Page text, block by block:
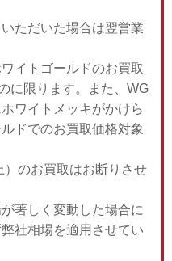
ただいた場合は翌営業
イトゴールドのお買取
に限ります。また、WG
ワイトメッキがかけら
ドでのお買取価格対象
）のお買取はお断りさせ
著しく変動した場合に
社相場を適用させてい